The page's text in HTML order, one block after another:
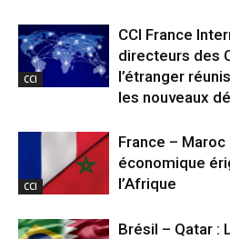
CCI
CCI France
directeurs des
l’étranger
les nouveaux
CCI
France –
économique
l’Afrique
Brésil – Qatar :